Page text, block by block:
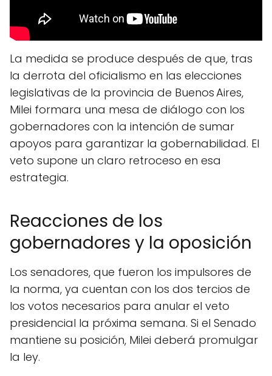
La medida se produce después de que, tras
la derrota del oficialismo en las elecciones
legislativas de la provincia de Buenos Aires,
Milei formara una mesa de diálogo con los
gobernadores con la intención de sumar
apoyos para garantizar la gobernabilidad. El
veto supone un claro retroceso en esa
estrategia.
Reacciones de los
gobernadores y la oposición
Los senadores, que fueron los impulsores de
la norma, ya cuentan con los dos tercios de
los votos necesarios para anular el veto
presidencial la próxima semana. Si el Senado
mantiene su posición, Milei deberá promulgar
la ley.